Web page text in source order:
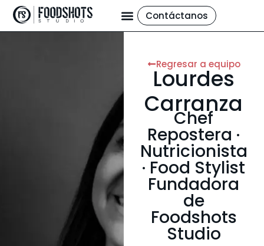
Contáctanos
Regresar a equipo
Lourdes
Carranza
Chef
Repostera ·
Nutricionista
· Food Stylist
Fundadora
de
Foodshots
Studio